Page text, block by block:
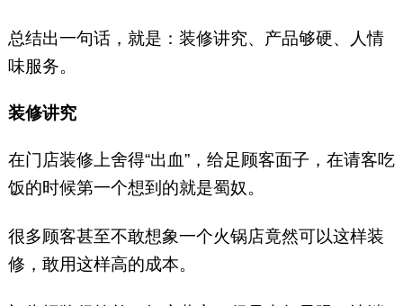
总结出一句话，就是：装修讲究、产品够硬、人情
味服务。
装修讲究
在门店装修上舍得“出血”，给足顾客面子，在请客吃
饭的时候第一个想到的就是蜀奴。
很多顾客甚至不敢想象一个火锅店竟然可以这样装
修，敢用这样高的成本。